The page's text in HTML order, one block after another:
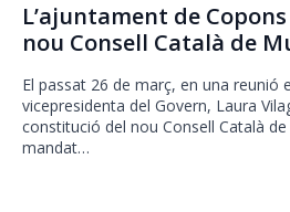
L’ajuntament de
nou Consell Català de
El passat 26 de març, en una reunió
vicepresidenta del Govern, Laura
constitució del nou Consell Català
mandat…